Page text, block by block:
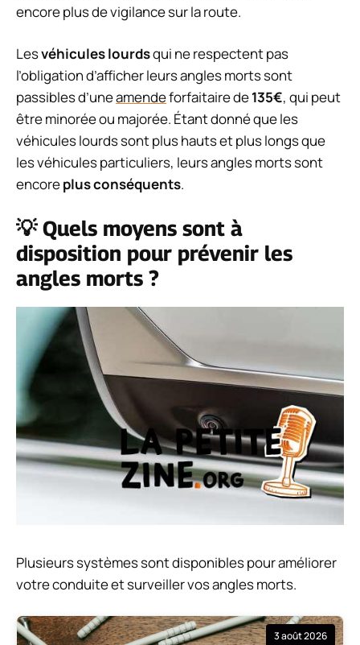
encore plus de vigilance sur la route.
Lesvéhicules lourdsqui ne respectent pas
l’obligation d’afficher leurs angles morts sont
passibles d’uneamendeforfaitaire de135€, qui peut
être minorée ou majorée. Étant donné que les
véhicules lourds sont plus hauts et plus longs que
les véhicules particuliers, leurs angles morts sont
encoreplus conséquents.
💡 Quels moyens sont à
disposition pour prévenir les
angles morts ?
Plusieurs systèmes sont disponibles pour améliorer
votre conduite et surveiller vos angles morts.
3 août 2026